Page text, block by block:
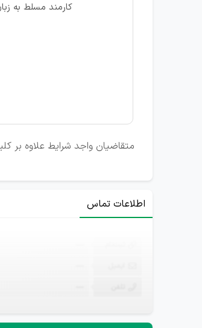
کارمند مسلط به
متقاضیان واجد شرایط علاوه بر
اطلاعات تماس